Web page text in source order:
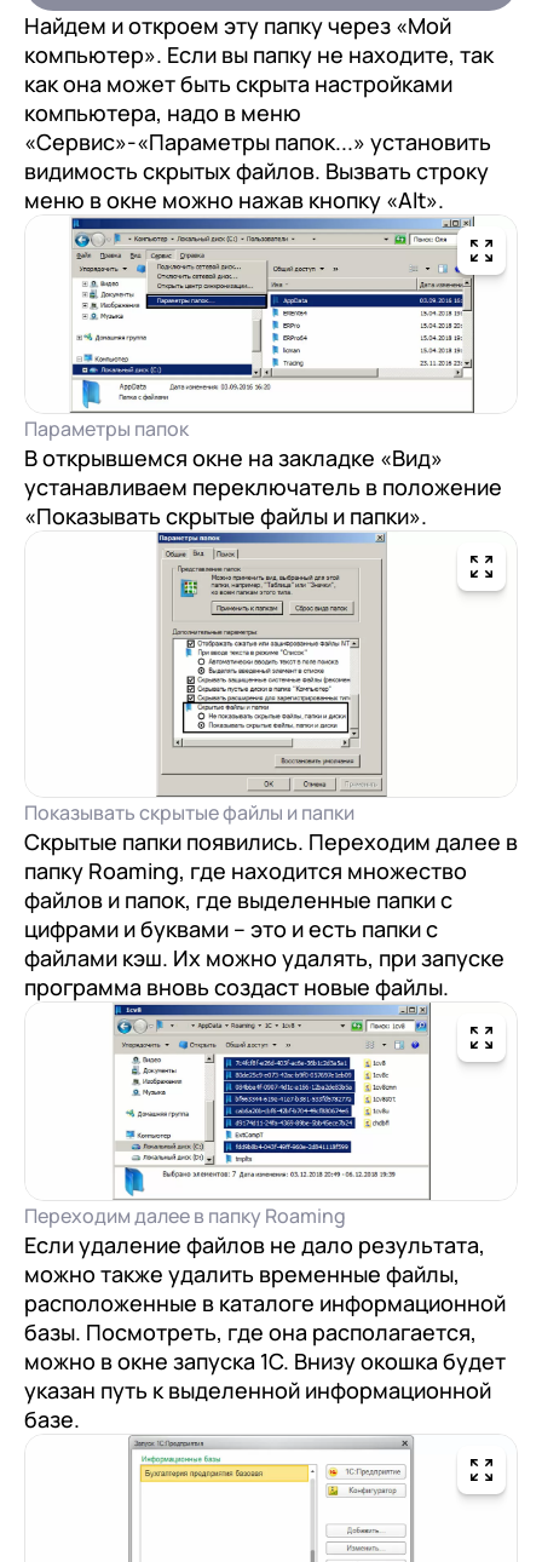
Подписаться
на обработку персональных
данных
Найдем и откроем эту папку через «Мой
компьютер». Если вы папку не находите, так
как она может быть скрыта настройками
компьютера, надо в меню
«Сервис»-«Параметры папок...» установить
видимость скрытых файлов. Вызвать строку
меню в окне можно нажав кнопку «Alt».
Параметры папок
В открывшемся окне на закладке «Вид»
устанавливаем переключатель в положение
«Показывать скрытые файлы и папки».
Показывать скрытые файлы и папки
Скрытые папки появились. Переходим далее в
папку Roaming, где находится множество
файлов и папок, где выделенные папки с
цифрами и буквами – это и есть папки с
файлами кэш. Их можно удалять, при запуске
программа вновь создаст новые файлы.
Переходим далее в папку Roaming
Если удаление файлов не дало результата,
можно также удалить временные файлы,
расположенные в каталоге информационной
базы. Посмотреть, где она располагается,
можно в окне запуска 1С. Внизу окошка будет
указан путь к выделенной информационной
базе.